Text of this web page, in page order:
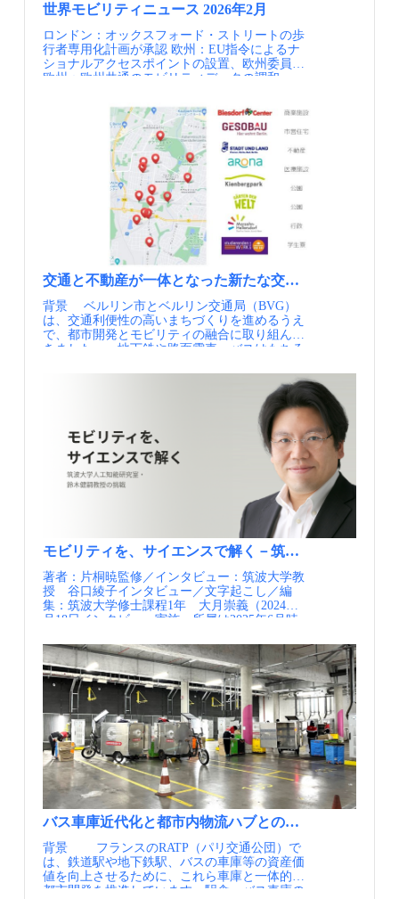
ステムの近年の取組みとして、①東西幹線の改
東西幹線の改善事業では、速度向上のために、
バス停周りの追い越し車線の整備、バス優先信
号の整備、ターミナル及びバス停の停車スペー
スの増加、幹線道路の舗装の耐久性の向上に取
を運行する環状快速路線）では、象徴的なチュ
ーブ型のデザインではなく、直線的なデザイン
の新駅が整備されています。空調が完備されて
おり、駅の周辺には電気自動車用の充電設備も
あります。また、シェアサイクルステーション
も併設されています。 ブラジルで最初の歩行者
専用道路といわれる「お花通り」歩道の拡張と
ともに、車両のスピードをおさえる舗装が採用
クルステーション ポイント 運行開始より50年
が経過したシステムですが、近年、バス利用者
の減少という多くの都市に共通する課題にも直
面しています。 利用状況に基づき、、ネットワ
性の向上・運行効率化に資する様々な取組みが
行われています。例えば、東西幹線ではバス優
先信号が整備されている他、Inter2線の一般道路
走行部分においてもバスレーンや優先信号制御
ーゼルを併用したハイブリッドバスは2012年か
ら導入され、緑色の地区間環状路線と黄色の従
する電気バスは昨年から導入しています。2025
年は市内のバスのコンセッション契約が契約期
限を迎える節目の年でもあり、電動化に向けた
動きは今後も進むものと思われます。一方で、
3連節の電気バスは存在せず、調達する場合は2
連節となりますが、輸送力が下がってしまうと
いう課題があるそうです。また、現在主に使用
されている車両は高床式ですが、バリアフリー
の観点からも低床式の重要性が増していく中、
低床式バスの実装の可能性について検証してい
路線については、すでに数年前から現金支払い
を廃止しており、IC・クレジットカード決済が
主流となっています。人件費削減の意図の他、
セキュリティ（無賃乗車の防止）の観点から
も、キャッシュレスを推奨していると担当者は
言います。新規に導入された電気バスでも、現
金での料金収受が完全に廃止されていました。
柔軟な施策展開を続けているクリチバ市BRTで
すが、市の周辺地域との施策連携には課題があ
るそうです。クリチバ市の周辺は州政府により
予算が管轄されており、予算不足によりクリチ
バ市からの提案が実現しないこともあります。
ただ、合意形成の面では、プロジェクトのアイ
デア段階から他地域の関係者も含めコミュニケ
ーションする、マスタープラン改定時にクリチ
バ都市圏の全ての首長を招待し意見交換する、
などの工夫を行っており、「一旦予算が付け
語っています。 一般道路でのバス優先信号制御
電気バスと支払い端末
期的にメールでの情報提供を希望される方は、
リストへの登録を行ってください。 JCOMMメ
ーリングリスト配信内容・JCOMMニューズレタ
ー（年4回） 日本のMMの実務と研究に関わる
様々な情報交換を支援することを目的とし
ント会議より配信するニューズレターです。・
MM関連ニュース（毎月） 国内外のMM関連の
最新情報を一覧にしてお届けします。・MM関
連情報（不定期） 皆様よりいただいた関連イ
ベント等の情報を配信します。・JCOMM関連情
報 毎年開催しているJCOMMの大会情報や参加
情報をいち早くお届けします。
世界モビリティニュース 2026年2月
ロンドン：オックスフォード・ストリートの歩
行者専用化計画が承認 欧州：EU指令によるナ
ショナルアクセスポイントの設置、欧州委員会
欧州：欧州共通のモビリティデータの調和、
ポータルの構築、ドイツ連邦/BASt 情報提供
元：一般社団法人日本モビリティ・マネジメン
る方はJCOMMのWebページより、JCOMMメー
リングリストへの登録を行ってください。
JCOMMメーリングリスト配信内容・JCOMMニ
ューズレター（年4回） 日本のMMの実務と研
究に関わる様々な情報交換を支援することを目
的として、 一般社団法人 日本モビリティ・マ
ネジメント会議より配信するニューズレターで
す。・MM関連ニュース（毎月） 国内外のMM
関連の最新情報を一覧にしてお届けします。・
MM関連情報（不定期） 皆様よりいただいた
関連イベント等の情報を配信します。・JCOMM
関連情報 毎年開催しているJCOMMの大会情報
や参加情報をいち早くお届けします。
交通と不動産が一体となった新たな交通まちづくり、
背景 ベルリン市とベルリン交通局（BVG）
は、交通利便性の高いまちづくりを進めるうえ
で、都市開発とモビリティの融合に取り組んで
きました。 地下鉄や路面電車、バスはもちろ
ード、タクシー、ライドシェアなど、市内の交
通手段が統合されたご当地MaaSの「Jelbi（イェ
ルビ）」 をまちづくりのプラットフォームと
し、Jelbiのリアルな拠点となるモビリティ・ハ
ブとして「Jelbiステーション」を、鉄道駅やバ
スターミナルだけでなく、ショッピングセンタ
ーや集合住宅、再開発エリアに戦略的に展開し
ています。 実施内容 大規模なモビリティハ
ブであるJelbi ステーションと小規模のモビリテ
ィハブJelbi ポイントを面的に集中して配置して
いくJelbi ネットを12か所で展開しており、過度
な自動車利用を抑制し、気候危機にも貢献する
地域づくりに取り組んでいます。 不動産会社
からは、商業エリアや再開発住宅地における駐
車場不足を補うために公共交通へのアクセス改
善を図りたい等の地域ニーズに応じた要請があ
り、敷地の提供を受けて行政がJelbiステーショ
ンを設置している例もあります。その結果、ベ
の活力を高める、モビリティサービス主導での
開発が生まれています。 Jelbi ネットの拠点で
は、地元商店とのコラボイベント、クーポン配
布、地図配布など、単なる交通手段の提供を超
えた、まちの賑わい創出にも取り組んでいま
す。 MaaS基盤を活用し、交通事業者の連携だ
けではなく、不動産や都市開発、まちづくりと
のパートナーが広がっている（出展②） ポイン
ト 不動産業者との連携により、行政、交通事業
者と不動産パートナーとの連携が円滑な宣伝・
集客を後押し、結果として移動の利用促進につ
ながる、相乗効果が期待されます。 Jelbiという
官民連携のMaaS基盤を通して、モビリティサー
ビスの事業者よりも不動産パートナーのほうが
今や連携や協議が多いというのも特徴です。こ
れにより、不動産開発や商業、地域コミュニテ
ィとモビリティが融合し、交通インフラが地域
経営の一翼を担う構図を作り出していることが
モビリティを、サイエンスで解く－筑波大学人工知能
著者：片桐暁監修／インタビュー：筑波大学教授 谷口綾子インタビュー／文字起こし／編集：筑波大学修士課程1年 大月崇義（2024年6月18日インタビュー実施、所属は2025年6月時点） はじめに 茨城県の筑波大学には2005年来、『人工知能研究室』があります。筑波大学システム情報系長 教授、ヒューマンスマートシティ研究機構 副研究機構長、附属病院未来医工融合研究センター 副センター長、つくば市顧問などを務めている、鈴木健嗣教授の研究室です。 2020年を境に、この研究室から、モビリティ1に関する意欲的な4つのプロジェクトが相次いでスタートしました。『つくば市自動運転バス実証実験』『つくば医療MaaS2』『ランドセル運搬支援事業』そして『投票MaaS』です。 この物語では、これらプロジェクトにおいて中心的役割を果たした鈴木先生を主人公として、各プロジェクトにまつわるエピソードを紹介していきます。そこからはまた、それらに取り組んだ鈴木先生独自のものの見方、考え方なども、浮かび上がってくることでしょう。 研究室の命名 「鈴木さん、それ本当？そんなものは誰も使わないから別にいいよ」。2005年当時、鈴木先生が自分の研究室の名前に「人工知能」という言葉を使おうとベテランの先生に相談したときに、返ってきた言葉です。AI、すなわち人工知能がもてはやされている昨今からは想像のつかないことですが、この時代にはそれくらい「人工知能なんて無用の長物である」と考えられていたのでした。人工知能ならぬ、人工無能。そんな残念なあだ名が、専門家の間でまかり通っているほどでした。 ところで、鈴木先生の出身は早稲田大学理工学部の物理学科。分野としては、人工知能から少し距離がありそうな感じを受けます。しかし、鈴木先生の卒論は機械学習・人工知能に関する内容でしたし、人工知能学会にも出入りをしていました（なぜそんなことになったのかは、いずれこの物語の中に出てきます）。そうした理由もあって2005年、鈴木先生は自分の研究室に、当時としてはいささか変わった響きの『人工知能研究室』という名前を付けたのでした。 人工知能そのものはもちろんのこと、拡張生体技術、サイバニクス、医療・福祉・介護支援ロボット、人支援ロボティクスや社会的インタラクションなどを専門とする、新しい研究室の誕生でした。 きっかけはスマートシティ ときは移って、2020年の春のこと。鈴木先生は、『つくば市自動運転バス実証実験』『つくば医療MaaS』『ランドセル運搬支援事業』という3つのプロジェクトを、相次いで構想します。その直接のきっかけとなったのは、筑波大学学長の永田恭介さん、次いでつくば市長の五十嵐立青さんから、「つくば市の『スマートシティ3』に関する取り組みに関わってもらえないか」との依頼を受けたことでした。 「『スマートシティ』って何でしょうか？」というのが鈴木先生の最初の反応でした。スマートシティという言葉自体も、わかるようでわからないものですし、都市計画の専門家等ならいざしらず、なぜロボットの専門家が、いきなりスマートシティなるものの計画に呼ばれるのでしょうか？それはどうやら、幾つもの条件の積み重ねということのようでした。 ロボティクスが専門で、ロボットスーツ等の社会実装に興味関心があったこと。大学病院や地域の病院にも強いパイプがあること。スタートアップを実践していて、産業界のことも分かること。英語が喋れること。そして、当時すでに人工知能（AI）に注目が集まりつつあったこと。つくば市在住であること。さらに、モビリティの研究をしていること。鈴木先生は、本人の与り知らぬところで、スマートシティを考えるのにぴったりの人物だったのでした。 スマートシティとスーパーシティ さて、スマートシティと似て非なる言葉として、「スーパーシティ4」というものがあります。スマートシティが市のプロジェクトであるのに対して、スーパーシティは、内閣府が主導して進めているプロジェクトです。そして鈴木先生は、スマートシティには明るくなかったものの、スーパーシティの側には深く関わっており、ちょうどその提案書を書かなければいけないところだったのでした。スーパーシティは内閣府への申請制だったのですが、全国1,700を超える自治体の中からわずか5カ所しか選ばれないという、たいへんに狭き門でした。 そのとき内閣府から求められていたのは、「つくばでしかできない、特色のある取り組み」でした。これは一見もっともらしくはあれ、よくよく考えてみると少々おかしい理屈ではないかと鈴木先生は思いました。つくばでしかできないことを成功させても、それが他の自治体や全国に展開できない、ということになってしまうからです。そこで鈴木先生は「当たり前のことを、当たり前にしっかりやるという申請にしましょう」と提案し、書類をまとめました。結果として、つくば市は見事にスーパーシティに選ばれることになったのでした。 本当にやりたいこと同士を調整する こうしてスーパーシティへの取り組みを行なうなかで、鈴木先生は、自らが住むつくば市への理解を深めていきました。このようないわば準備段階があって、鈴木先生は今度はスマートシティへと、つくば市顧問という役職として参画することになり、『つくば市自動運転バス実証実験』『つくば医療MaaS』『ランドセル運搬支援事業』および『投票MaaS』の取り組みを構想し、実践していくことになるのです。 鈴木先生が果たした役割は各プロジェクトによって違っていますが、主として行なったのは計画、予算申請、全体の調整や助言などでした。こうしたプロジェクトには、市役所はもちろん、多数の民間企業や組織等が複雑に関わりあうので、中でも“調整”の部分がたいへんです。言葉から感じられるイメージよりも、それははるかに難しい事柄でした。 「さまざまな利害を持つ関係者を調整していくわけですが、一番難しかったことは、『一言でも口にしただけで爆発するような地雷』が大量に存在したことでした」と、鈴木先生は振り返ります。誰かの利益は、他の誰かの不利益。この点を間違えないように、けっして地雷を踏まないようにしながら、1つずつ慎重にそれを撤去していかなければなりません。 そのためには、「プロジェクト全体にとって良いこと」を考えるだけでは、とうてい足りません。むしろ、それぞれの人々がなぜプロジェクトに参加していて、何が起こればその人は幸せになるのかを考えていくことの方が、大切といえるかもしれません。それらを複眼的に考えて叶えながら、プロジェクト全体の進捗とすり合わせ、1歩ずつ着実に前進していかなければならないのです。そして鈴木先生は、なぜかその術（すべ）に、大変長けていたのでした。 人は人が好き そのことと関係があるのかどうかはわかりませんが、鈴木先生は昔から「この人は何を考えているんだろう」等と思いを馳せるのが好きでした。交差点などで「あの人はなぜあの服を着ているのだろう？」「あの人はどこへ行くのだろうか？」などと妄想することもしばしば。ただしその場合には、妄想すること自体は面白いけれども「本人の考えは絶対にわからないのだ」という、自分と他人を画す絶対的な線引きがありました。 人を完全に理解することは不可能だが、それでも、その人の内面について考えをめぐらしてしまう。これは端的にいえば「人間が好き」ということなのではないでしょうか？ 「私は自分の研究の専門分野として機械を四六時中いじっていますけれども、『どうせ人は機械が好きなわけじゃないんだから』ということは、常に思っています。本当に機械自体が好きな人なんていうのは、まあ、いないと言ってもいいでしょう。機械が好きな人っていうのは、自分と同類の、機械が好きな他の人との交流が楽しい。つまり、人は人にしか興味がないんだっていうのが、私の基本概念です」。 鈴木先生は、機械によって歩行困難者の歩行支援に取り組んでいますが、「歩きたいために歩きたい」という人はいないのだといいます。立ち上がりたいために立ち上がりたいという人はいない。立ち上がってやりたいことは、スーパーで高いところの物をとりたいといったことはもちろんあるにせよ、他の人たちみんなと、普通に会話がしたいのだと。「『つくばのサザコーヒーのあそこのカウンターでコーヒーが飲んでみたいな』とか『立ち食い蕎麦屋のそばを食べてみたいな』とか、その願いを知ることは、とてもとても楽しいことです。もちろんそれが実現している状態を見るのも、自分にとっては楽しいんでしょうね」。 「問題」と「課題」の違い さて、鈴木先生が請われて参加することになったスマートシティのプロジェクトですが、鈴木先生の側から見て「これはやりやすそうだ」と感じたポイントがありました。それは「スマートシティは、問題と課題が明確である」というもの。 ところがいざ参加してみると、スマートシティ協議会では、問題と課題という単語が混同されて使われており、鈴木先生としては、背中がむず痒くなるようなもどかしさを感じざるをえませんでした。 「『問題』というのは非常に簡単で、要するにそれは、理想と現実の差分でしかありません。そのため、問題というのは大量に存在します。理想があればその数だけ、現実との差分がぜんぶ問題になるからです。この『問題』を、モビリティや市役所の人手、お金で解決しようということになると、そこにそれぞれの『課題』が発生してくるわけです」。 これはすなわち、課題解決の手前に、まず問題の所在を明確にしなければならないということを意味します。そこで鈴木先生は、2020年から1年間は、プロジェクトにまつわる大量のデータを収集し、それを分析することに費やしました。するとそこから、さまざまなことが見えてきたのです。 『つくば市自動運転バス実証実験』（1） つくばには、『つくタク5』という、（鈴木先生の評によれば「そこまで優良ではない」ものの）なかなかに便利なサービスが存在します。鈴木先生は、過去9年分の『つくタク』のデータを全部集めて、誰がどんな目的で使っているのかを調査しました。結果は明白でした。50％は病院、20〜30％はイーアス6への移動。つくばの人々は、主に病院とお買い物のために『つくタク』を使っていたのでした。 「これは一例ですが、ここでの『問題』は明確なんです。そういった移動に利用できる足がないことです。これを掘り下げるために、住民説明会で地元の人にいろいろと質問をしたり、小田地区や光陽台地区といった、高齢化率が高い地域の住民の方とも話をしました。するとやはり、通院、買い物、そして学校に行くこと、これくらいが主用途であることがわかってきたので、注力ポイントが見えてきたわけです」。 こうしたヒアリングを積み重ねて、つくば市のモビリティの方向性は模索されました。さまざまな議論が重ねられましたが、問題となるのは、日々の移動である、通院・通勤・通学に利用できる「公共交通が足りない」ということでした。 2020年当時、鈴木先生はこう考えました。 「この問題は、おそらく数年のうちに変わることはないだろう。それに、都市と郊外の2極化という問題に関しては、人口が集中している東京等の例外箇所を除き、いずれ同じ問題が発生することになる。それならば、つくばが先んじてその問題に取り組むことには、意義があるだろう」。 問題の大きさを考えると、これはなかなか挑戦的な取り組みでした。 『つくば市自動運転バス実証実験』（2） 鈴木先生が20年前に筑波大学に就任してやってきたときには、学生や大学関係者の8割5分〜9割程度が、大学の宿舎に住んでいました。それがやがて7割5分程度にまで減少し、つくばエクスプレスで通勤・通学する人も増えました。 そうなると、朝8時台と夕方5時台につくば駅〜筑波大学間のバスに乗ろうとする、学生や大学関係者がたいへん多くなります。しかしこの時間帯は、筑波大学以外の他の場所でもバスが必要であるため、バス会社としては、単純にバスの便数を増やすことは難しいということでした。そこで、需要が高まるこの時間帯と、それから学生のニーズがある夜中の時間帯、これらの時間帯を狙って自動運転の実証実験を行なうことにすれば、自動運転専用のバスを活かすことができますし、ちょうど実験の採算性が取れそうです。 幸い、国交省からの補助金ももらえることになり、つくば市としても進めたいという話になったため、2026〜2027年の実装をめざして、この実証実験は現在進行中です。 鈴木先生に言わせれば、自動運転は、自動で走らせること自体は簡単です。しかし乗降のことを考えると、これがぐっと大変になります。例えば自動運転バスの停車予定地に、路肩駐車しているクルマがあったりすると、自動運転バスは、事前にプログラムされていた停車をすることができないので、途端に立ち往生してしまいます。 こういった「自動運転の周りに必要となる技術」は、枚挙にいとまがありません。例えば、自動運転バスには、運転手の目の代わりに多数のセンサーが車体に取り付けられていますが、それでも必ず運転中に死角ができてしまう曲がり角がありました。 それでは、車体の方にではなく、死角になってしまう道路側にAIカメラを1台取り付けて、その情報をバスに繋げたら？すると「周辺に人がいます」という情報を漏れなく把握できるようになりました。それでは今度は、すべての曲がり角にカメラを付けてしまえばどうだろう？（クルマと道とで相互補完するこういう考え方を「路車協調」といいます） こんな風に、さまざまにアイデアを検討し、使えるものはすべて使って、実証実験は進められていくのです。 『つくば医療MaaS』（1） 「いや先生、本当にね、自分一人で、病院に気兼ねなく行けるっていうのは大事なことなんです」。こういった声を地域住民の方々からじかに聞くたびに、鈴木先生は思います。 「『つくば医療MaaS』も、関係各所の調整がなかなか大変なんですけれども、やはり、やらなければいけないことなんだろうなと」。 さて、この『つくば医療MaaS』とは、いったいどんなプロジェクトなのでしょうか？ つくばに住んでいると、病院に行くのにも1日がかりになってしまうことが珍しくありません。さらに家族の誰かが同伴するとなれば、その家族も1日拘束されてしまうわけですから、もっと大変です。患者自身が、比較的短い時間で、1人で病院への通院と帰宅をこなせるようになればどんなに良いことでしょう。それに、もしこのようなモビリティ・プロジェクトが実現すれば、病院への行き来に限らず、さまざまな事柄への応用可能性がひらけるはずです。そんな目的とポテンシャルを見込んで、『つくば医療MaaS』への取り組みは始められました。 図 1 つくば医療MaaSイメージ図7 さて、ここで、とある患者さんが病院へ行った場合の1日の動きをシミュレーションしてみましょう。病院に着いたらまず、受付に行く必要があります。受付で待ったあとは、診察のために診療科に行くことになりますが、ここでたいてい長い待ち時間が発生します。診療科で先生の診断を受けた後、検査に行く場合もあるでしょう。その後に精算となりますが、この精算の待ち時間にしても、受付番号の表示を待たなければいけないため、どこか他の場所に行くわけにもいかず、ただその場で時間をつぶしていなければなりません。結果として、帰宅が予定より大幅に遅くなることも珍しくありません。 これはもちろん病院や先生に原因があるわけではなく、1人ひとりの診療にかかる時間が読めないことが原因です。例えば「1人あたり1時間かかる」と想定すれば遅れはなくなるかもしれませんが、1日2,000人も患者が外来にやってくる病院などでは、それでは人を捌くことができません。 病院でこうして生じてしまう待ち時間はすべて、テクノロジーが足りないことが原因であると、鈴木先生は考えました。 『つくば医療MaaS』（2） 鈴木先生は語ります。 「受付のプロセスは、要するにその人が来ることがわかるようになっていれば必要ありません。その人の移動の情報がわかっていれば、病院に着いた、その段階で受け付けたことにすればいい。診察の予約も、患者の現在地がわかれば病院側としては問題ありません。もし来なかったときに、すぐに来られるのか、あるいは外のスターバックスで軽食を食べているのかといった情報がわからないことが問題なんです。要するに、位置情報とチェックインの情報がわかれば十分効率化できるわけです」。 「帰るときも精算を待たなければなりませんが、けっこう時間がかかりますよね。これについても後払い制度を組み上げれば、病院から出る際に精算が決定されて後ほど実行される、という仕組みにすればいい。これらが実現すれば、患者さんは半日で帰宅できるようになるかもしれません。これらのテクノロジーは、1つひとつは取り立てて新しいものではありません。『こうだったら良いな』という理想があって、この場合の理想は『1人で病院に行けること』。そして見守っている人が、『いま病院に到着した』といった情報を知ることができれば良いわけです」 これらを実現すべく、このプロジェクトはGPS技術を核として構想されています。 「2023年からかな、技術的には、ビーコンみたいなものを使おうと思いました。いわゆるBluetooth通信とバス停とがあれば、誰がどこで乗って降りたかっていうチェックイン・チェックアウトの確認は、完全にスマホで完結するので、ハンズフリー（指や手での操作が不要）にできそう、というのを実証実験で確かめたんです。これでようやく、医療MaaSが一歩進むかなといったところです。実証実験は、自動運転に乗っていただく実験と、チェックイン・チェックアウト等を確認できるアプリを使う実験に、100人ほどにご参加いただきました。現在のところ、特に問題なく進んでいます」。 『つくば市自動運転バス実証実験』と『つくば医療MaaS』には、プロジェクトとして重なり合っている部分があります。たとえば、附属病院行きのバスが減便になってしまったので、それを自動運転のバスでカバーできないか、といったことです。 「病院はどうしても来なければいけない場所ですから、病院行きのバスを増やすことは、大変だけど大事なことなんです」「いろいろとお任せで心苦しいんですけど」といった病院関係者の声が、鈴木先生の励みになっています。 想定外の苦労とは…？ ところで、鈴木先生がこれらの取り組みで苦労していることとは、どんなことでしょうか。 「やっぱり公共交通のアップデートって、そう簡単にはいかなくて。年単位での取り組みは必要なんですけれども。とはいえ、それはさして想定外のことではないんです。技術的なことは、おおむね想定内かな」。 「技術的なことは」という限定が付いているということは、技術的なこと以外に苦労があるということなのでしょうか？ 「苦労することっていえば、この辺、私自身の背後辺りにいる鈴木先生がね、『これを言っちゃうと担当の人、実は大変なんだよな。鈴木先生が言うと断れないんだろうな。でもこれはやっぱり、やらないとダメなんだよな…』っていう内容を、いざ本当に伝えるときが、1番苦労していますね」。それは、自分の研究室の学生さんに対しても同じだと言います。 「いついつまでに論文にしようねっていうのは簡単だけど、いや、大変なんだよな、論文書くの。苦労するんだよなって。私だってチェックするのに苦労するんだよなと思うんですけど、そう、やっぱりね、言わなきゃならないことなので」。 鈴木研究室の論文3箇条 論文については、研究室の重要な評価だということもあり、鈴木研究室には、たかが論文、されど論文、やはり論文という3箇条があります。 論文は「たかが論文」、それができたから、即、何ができるというものでもありません。しかし学問的に何かをしようと思った時に、1番最初のエビデンスとなるのが論文です。つまり「されど論文」。そして最後に、その論文は、学位取得とか、研究機関への就職とか、自分の実績になったりしていくという部分で役に立つ。すなわち「やはり論文」であると。 「というわけで、心を鬼にしながら、論文を書きましょう、ということにしているわけです。我々が国のお金をいっぱい使えているのは、それは、論文を書くためだけなんですよ。その文章が、一文でも一言でも残っていって、次の人がそれを拾ってくれればと願って論文を書く。ですから極端な話ですけど、本当に内容はなんであれ、まずは論文にすることが優先。知見がないのはダメだ。でも知見が1個でもあるのなら、それを自分の論文にしようよと言っているんです」。 論文は礎石である 「私自身が、人生において『これをすごくやりたい』という明確なビジョンがあるわけではないんです」と、鈴木先生は自己分析します。「昔、学生時代に考えた将来像も『世界を股にかけるビジネスマン』とか、笑えるぐらい内容がないんですよ」。 しかし広い意味で考えれば、1つ、鈴木先生にも思い当たることがあります。それは、「サイエンスをやりたい」ということ。具体的には、そう、論文を書くことです。自分の知見を論文にしておけば、いずれ誰かが見てくれるかもしれません。少しでもその可能性があるから、当面は誰も読まなさそうなことでも、論文にしておくのです。 3年、5年かけて書いた博士論文だとしても、タイトルと冒頭のアブストラクト（要約）を読んだだけで「これは違うな」と思われて読まれないこともある、それが論文の人生です。しかし、もしかしたら100本に1本くらい、誰かがしっかりと読み込んでくれる論文があって、「この人たちはそのとき、何を考えたんだろう」「その先に自分は何ができるだろう」ということを考えてくれるかもしれません。1人ひとりが大きなことをできるわけではない。けれども小さな石1つひとつを積み上げていくために、サイエンスをするのだと、鈴木先生は考えます。 目的は、「こんなすごいことをしたよ」とひけらかすことではなく、「これは私たちが明らかにしたことだから、もうやらなくてもいいよ」と、次の世代の人たちに伝えること。そうすれば、いわゆる『タイヤの再発明』をしないで済みます。サイエンスは、人々の共同作業として、未来へ未来へと残っていくのです。 「つくばの実証実験についても、『実証ばかりで実装に繋がらない』と言われることもありますが、私は正直に言ってあまり気にしていません。実証ができていれば、実装というのは、するかしないかの差だけだからです」。 『ランドセル運搬支援事業』（1） このプロジェクトは、名称が示す通り、小学生がランドセルを背負って通学するのではなく、それを機械的に支援しましょうというもので、地元の人のアイデアから始まりました。もし小学校が徒歩圏内であるのなら、クルマで送り迎えしなくても、歩いていけば問題ありません。ところが最近の小学生のランドセルの中身はいささか重すぎるので（持ってみたことのない方は、きっとその重さに驚くはずです）、その持ち歩きだけでもなんとか対処・支援できないか、というところから、始まった取り組みです。 当初は「まとめてクルマで運ぶ」という案もありましたが、それでは面白くありません（研究において、「面白さ」は重要な要素です。面白いものは、人の心を動かし、プロジェクトを動かし、それらによって、おそらくは応用可能性をも広げるからです）。 そんなわけで鈴木先生は、カートのようなロボットが小学生の後ろから付いてくる、というプランをまとめました。小学生はロボットのいる地点まではランドセルをかついでやってきて、そこでカートにランドセルを
バス車庫近代化と都市内物流ハブとの連携による空間
背景 フランスのRATP（パリ交通公団）で
は、鉄道駅や地下鉄駅、バスの車庫等の資産価
値を向上させるために、これら車庫と一体的な
都市開発を推進しています。駅舎、バス車庫の